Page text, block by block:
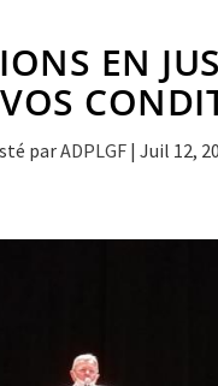
EN
VOS
parADPLGF | Juil 12,